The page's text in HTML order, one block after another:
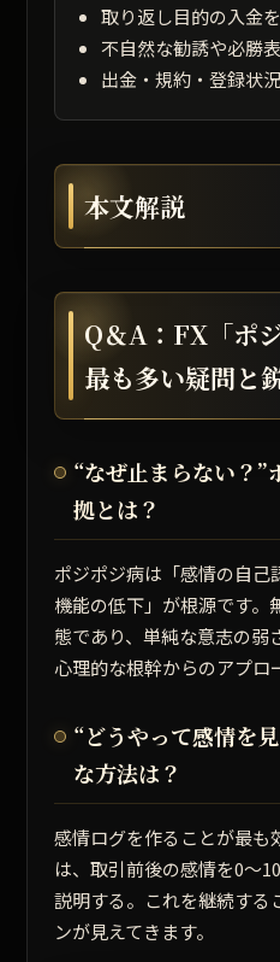
取り返し目的の入金
不自然な勧誘や必勝
出金・規約・登録状
本文解説
Q＆A：FX「ポ
最も多い疑問と
“なぜ止まらない？”
拠とは？
ポジポジ病は 「感情の自
機能の低下」 が根源です。
態であり、単純な意志の弱
心理的な根幹からのアプロ
“どうやって感情を
な方法は？
感情ログを作ることが最も
は、取引前後の感情を0～
説明する。これを継続する
ンが見えてきます。